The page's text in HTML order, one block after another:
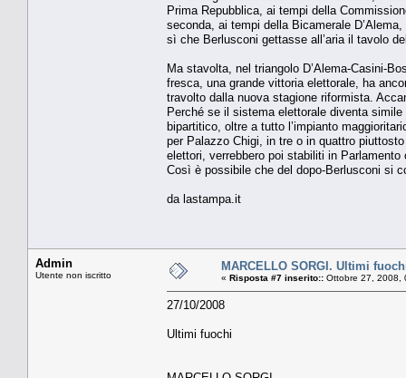
Prima Repubblica, ai tempi della
seconda, ai tempi della Bicamerale
sì che Berlusconi gettasse all’aria il tavolo
Ma stavolta, nel triangolo D’Alema-Casini-
fresca, una grande vittoria elettorale, ha
travolto dalla nuova stagione riformista.
Perché se il sistema elettorale diventa
bipartitico, oltre a tutto l’impianto
per Palazzo Chigi, in tre o in quattro
elettori, verrebbero poi stabiliti in
Così è possibile che del dopo-Berlusconi si
da lastampa.it
Admin
Utente non iscritto
MARCELLO SORGI. Ultimi
« Risposta #7 inserito:: Ottobre 27, 2008,
27/10/2008
Ultimi fuochi